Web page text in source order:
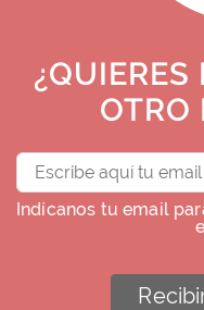
¿QUIERES
OTRO
Indícanos tu email